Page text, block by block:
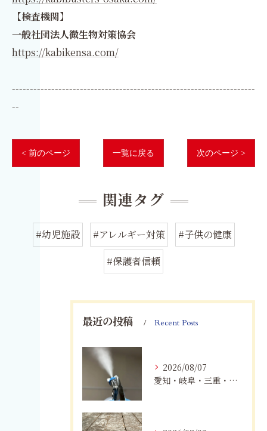
【検査機関】
一般社団法人微生物対策協会
https://kabikensa.com/
--------------------------------------------------------------------
--
< 前のページ 一覧に戻る 次のページ >
関連タグ
#幼児施設 #アレルギー対策
#子供の健康
#保護者信頼
最近の投稿 Recent Posts
2026/08/07
愛知・岐阜・三重・静岡でカビアレルギーにお悩みの方へ｜MIST工法®による安全なカビ対策と健康な住まいづくり